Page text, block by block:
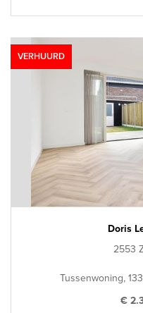
VERHUURD
Doris
2553
Tussenwoning,
€